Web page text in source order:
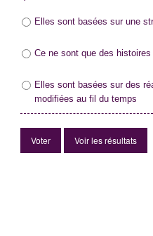
Elles sont basées sur une
Ce ne sont que des
Elles sont basées sur des
modifiées au fil du temps